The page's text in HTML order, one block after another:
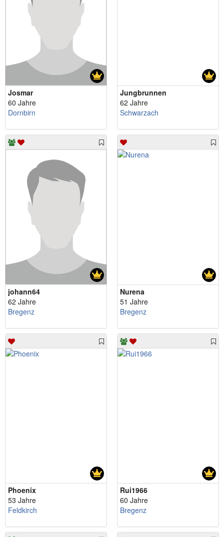
Josmar
60 Jahre
Dornbirn
Jungbrunnen
62 Jahre
Schwarzach
johann64
62 Jahre
Bregenz
Nurena
51 Jahre
Bregenz
Phoenix
53 Jahre
Feldkirch
Rui1966
60 Jahre
Bregenz